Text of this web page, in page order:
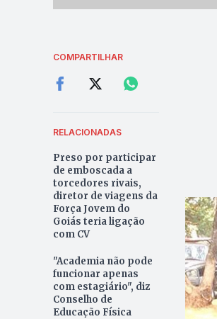
COMPARTILHAR
RELACIONADAS
Preso por participar
de emboscada a
torcedores rivais,
diretor de viagens da
Força Jovem do
Goiás teria ligação
com CV
"Academia não pode
funcionar apenas
com estagiário", diz
Conselho de
Educação Física